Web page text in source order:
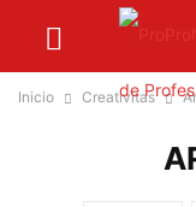
Inicio Creativitas